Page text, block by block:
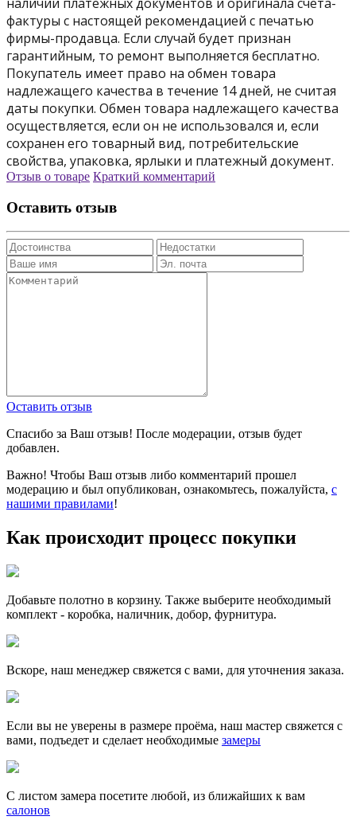
фактуры с настоящей рекомендацией с печатью
фирмы-продавца. Если случай будет признан
гарантийным, то ремонт выполняется бесплатно.
Покупатель имеет право на обмен товара
надлежащего качества в течение 14 дней, не считая
даты покупки. Обмен товара надлежащего качества
осуществляется, если он не использовался и, если
сохранен его товарный вид, потребительские
свойства, упаковка, ярлыки и платежный документ.
Отзыв о товаре Краткий комментарий
Оставить отзыв
Оставить отзыв
Спасибо за Ваш отзыв! После модерации, отзыв будет
добавлен.
Важно! Чтобы Ваш отзыв либо комментарий прошел
модерацию и был опубликован, ознакомьтесь, пожалуйста, с
нашими правилами!
Как происходит процесс покупки
Добавьте полотно в корзину. Также выберите необходимый
комплект - коробка, наличник, добор, фурнитура.
Вскоре, наш менеджер свяжется с вами, для уточнения заказа.
Если вы не уверены в размере проёма, наш мастер свяжется с
вами, подъедет и сделает необходимые замеры
С листом замера посетите любой, из ближайших к вам
салонов